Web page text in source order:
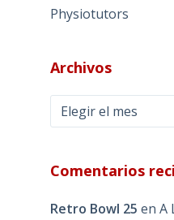
Physiotutors
Archivos
Archivos
Comentarios
Retro Bowl 25 en A